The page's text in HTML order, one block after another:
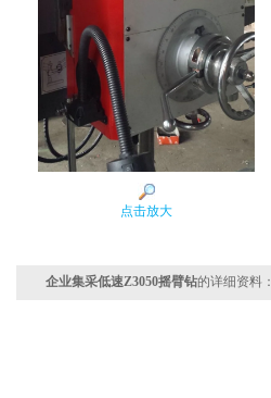
点击放大
企业集采低速Z3050摇臂钻的详细资料：